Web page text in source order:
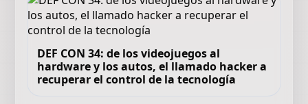
DEF CON 34: de los videojuegos al
hardware y los autos, el llamado hacker a
recuperar el control de la tecnología